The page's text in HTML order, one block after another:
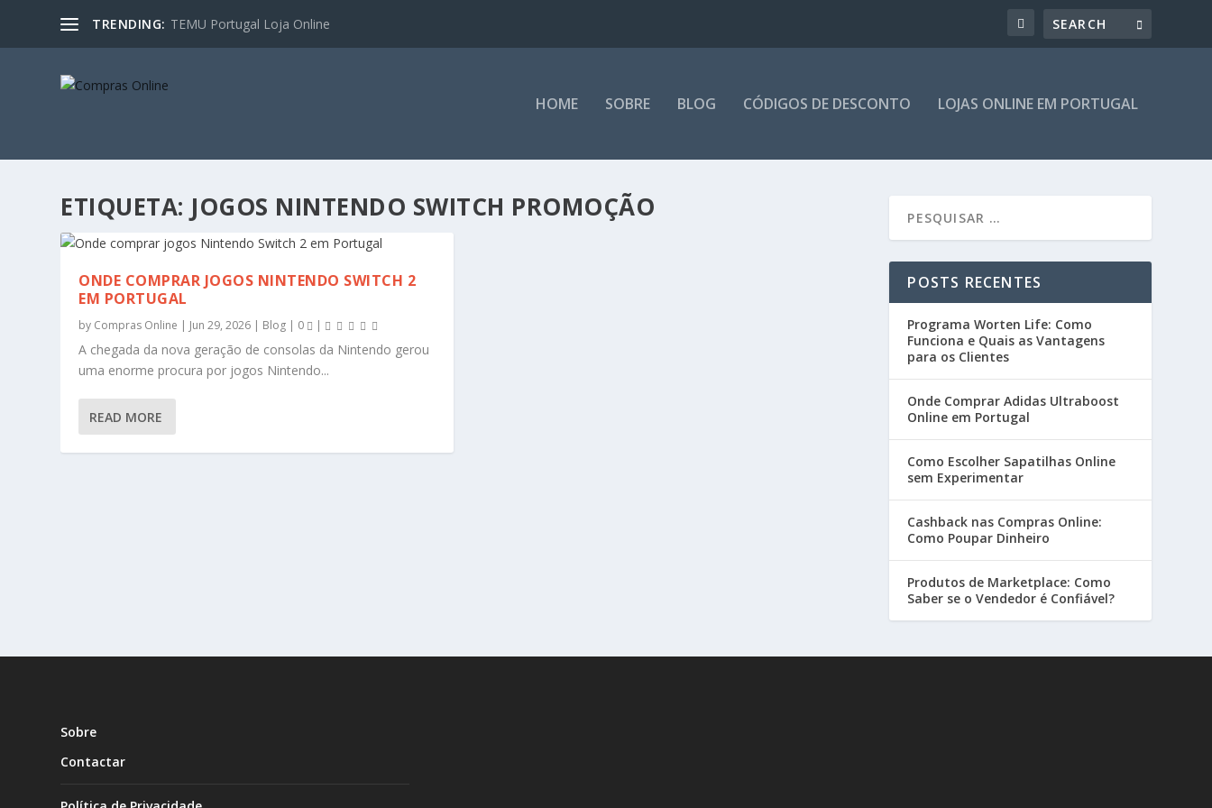
TRENDING: TEMU Portugal Loja Online
HOME SOBRE BLOG CÓDIGOS DE DESCONTO LOJAS ONLINE EM PORTUGAL
ETIQUETA: JOGOS NINTENDO SWITCH PROMOÇÃO
ONDE COMPRAR JOGOS NINTENDO SWITCH 2
EM PORTUGAL
by Compras Online | Jun 29, 2026 | Blog | 0 |
A chegada da nova geração de consolas da Nintendo gerou
uma enorme procura por jogos Nintendo...
READ MORE
POSTS RECENTES
Programa Worten Life: Como
Funciona e Quais as Vantagens
para os Clientes
Onde Comprar Adidas Ultraboost
Online em Portugal
Como Escolher Sapatilhas Online
sem Experimentar
Cashback nas Compras Online:
Como Poupar Dinheiro
Produtos de Marketplace: Como
Saber se o Vendedor é Confiável?
Sobre
Contactar